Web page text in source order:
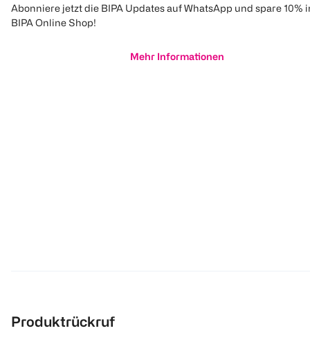
Abonniere jetzt die BIPA Updates auf WhatsApp und spare 10%
BIPA Online Shop!
Mehr Informationen
Produktrückruf